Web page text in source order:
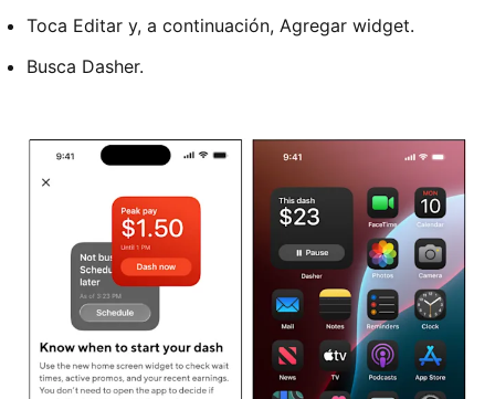
Toca Editar y, a continuación, Agregar widget.
Busca Dasher.